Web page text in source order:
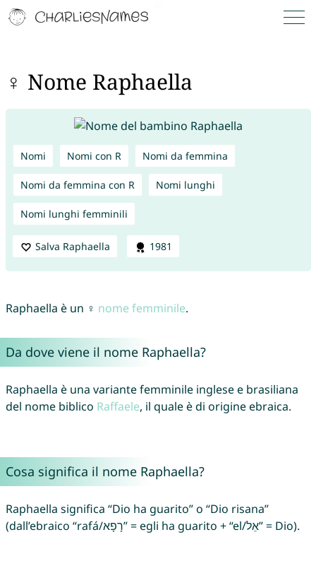
♀ Nome Raphaella
Nomi Nomi con R Nomi da femmina
Nomi da femmina con R Nomi lunghi
Nomi lunghi femminili
Salva Raphaella 1981
Raphaella è un ♀ nome femminile.
Da dove viene il nome Raphaella?
Raphaella è una variante femminile inglese e brasiliana
del nome biblico Raffaele, il quale è di origine ebraica.
Cosa significa il nome Raphaella?
Raphaella significa “Dio ha guarito” o “Dio risana”
(dall’ebraico “rafá/רָפָא” = egli ha guarito + “el/אֵל” = Dio).